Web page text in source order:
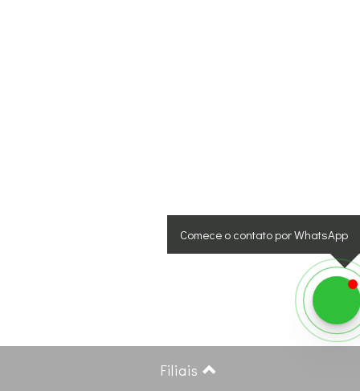
Filiais
Comece o contato por WhatsApp